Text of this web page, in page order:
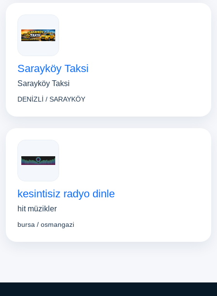
Sarayköy Taksi
Sarayköy Taksi
DENİZLİ / SARAYKÖY
kesintisiz radyo dinle
hit müzikler
bursa / osmangazi